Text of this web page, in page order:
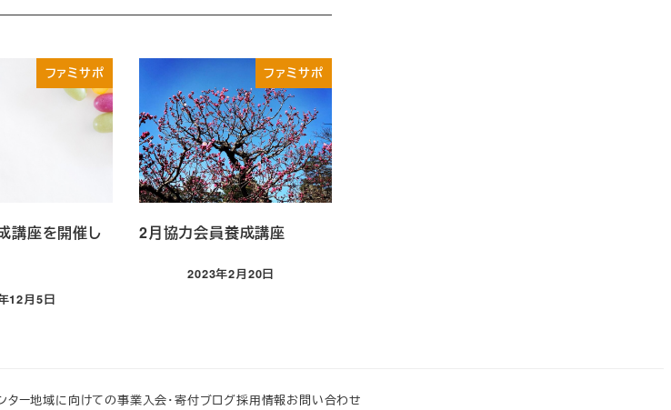
ファミサポ
講座を開催し
12月5日
ファミサポ
2月協力会員養成講座
投稿日
2023年2月20日
ター地域に向けての事業入会・寄付ブログ採用情報お問い合わせ